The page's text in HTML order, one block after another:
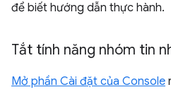
để biết hướng dẫn thực hành.
Tắt tính năng nhóm tin
Mở phần Cài đặt của Console